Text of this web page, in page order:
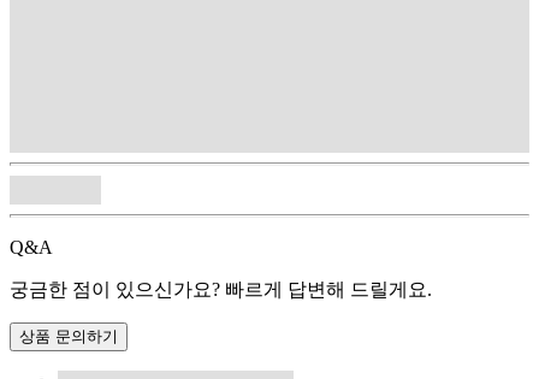
Q&A
궁금한 점이 있으신가요? 빠르게 답변해 드릴게요.
상품 문의하기